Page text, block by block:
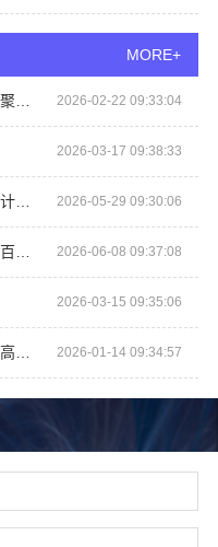
MORE+
想挣大钱的加入欣果铺子 高客源聚集商圈 2026-02-22 09:33:04
2026-03-17 09:38:33
想挣大钱的加入欣果铺子 先锋设计团队研发 2026-05-29 09:30:06
想创业的加入欣果铺子 为生活微百货盈利做加法 2026-06-08 09:37:08
2026-03-15 09:35:06
想要找到好项目的加入欣果铺子 高客源聚集商圈 2026-01-14 09:34:57